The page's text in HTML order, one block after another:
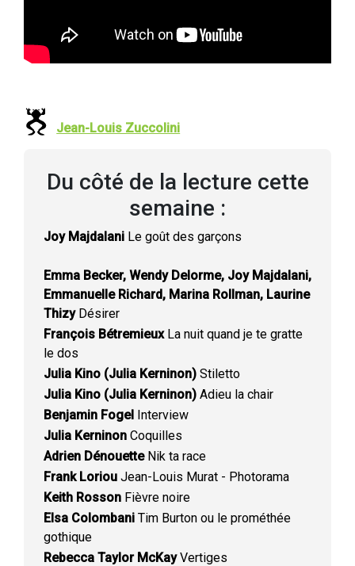
Jean-Louis Zuccolini
Du côté de la lecture cette
semaine :
Joy Majdalani Le goût des garçons
Emma Becker, Wendy Delorme, Joy Majdalani,
Emmanuelle Richard, Marina Rollman, Laurine
ThizyDésirer
François BétremieuxLa nuit quand je te gratte
le dos
Julia Kino (Julia Kerninon) Stiletto
Julia Kino (Julia Kerninon) Adieu la chair
Benjamin Fogel Interview
Julia Kerninon Coquilles
Adrien DénouetteNik ta race
Frank Loriou Jean-Louis Murat - Photorama
Keith Rosson Fièvre noire
Elsa Colombani Tim Burton ou le prométhée
gothique
Rebecca Taylor McKayVertiges